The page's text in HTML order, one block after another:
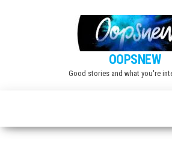
OOPSNEW
Good stories and what you're